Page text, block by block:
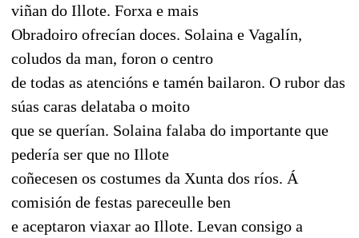
viñan do Illote. Forxa e mais
Obradoiro ofrecían doces. Solaina e Vagalín,
coludos da man, foron o centro
de todas as atencións e tamén bailaron. O rubor das
súas caras delataba o moito
que se querían. Solaina falaba do importante que
pedería ser que no Illote
coñecesen os costumes da Xunta dos ríos. Á
comisión de festas pareceulle ben
e aceptaron viaxar ao Illote. Levan consigo a